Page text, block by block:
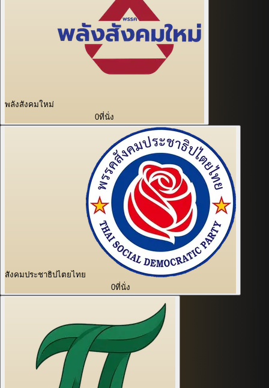
พลังสังคมใหม่
0ที่นั่ง
สังคมประชาธิปไตยไทย
0ที่นั่ง